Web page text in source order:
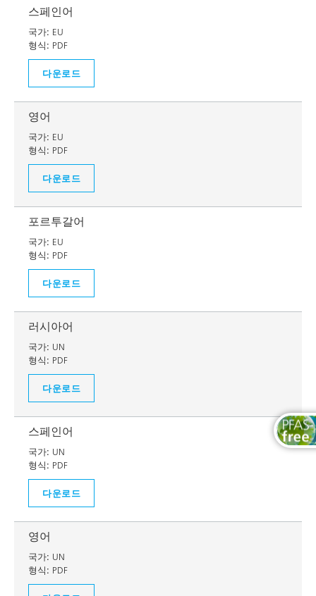
스페인어
국가: EU
형식: PDF
다운로드
영어
국가: EU
형식: PDF
다운로드
포르투갈어
국가: EU
형식: PDF
다운로드
러시아어
국가: UN
형식: PDF
다운로드
스페인어
국가: UN
형식: PDF
다운로드
영어
국가: UN
형식: PDF